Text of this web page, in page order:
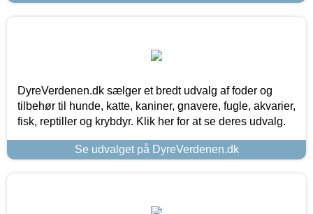
DyreVerdenen.dk sælger et bredt udvalg af foder og
tilbehør til hunde, katte, kaniner, gnavere, fugle, akvarier,
fisk, reptiller og krybdyr. Klik her for at se deres udvalg.
Se udvalget på DyreVerdenen.dk